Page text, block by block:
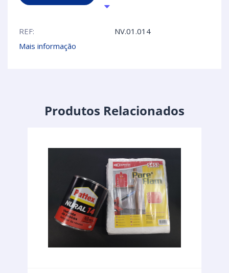
REF:
NV.01.014
Mais informação
Produtos Relacionados